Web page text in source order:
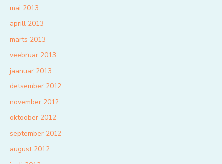
mai 2013
aprill 2013
märts 2013
veebruar 2013
jaanuar 2013
detsember 2012
november 2012
oktoober 2012
september 2012
august 2012